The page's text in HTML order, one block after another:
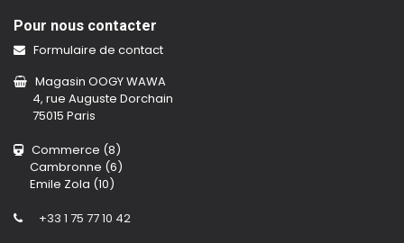
Pour nous contacter
Formulaire de contact
Magasin OOGY WAWA
4, rue Auguste Dorchain
75015 Paris
Commerce (8)
Cambronne (6)
Emile Zola (10)
+33 1 75 77 10 42